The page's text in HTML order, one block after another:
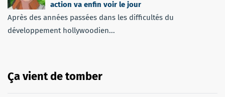
action va enfin voir le jour
Après des années passées dans les difficultés du
développement hollywoodien...
Ça vient de tomber